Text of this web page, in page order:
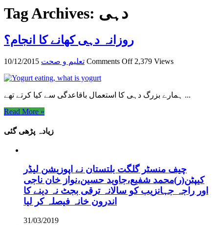
Tag Archives: دہی
روزانہ دہی کھانے کا انجام؟
10/12/2015 تعلیم و صحت Comments Offon
کا
2,379 Views
ہمارے بزرگ دہی کا استعمال باقاعدگی سے کیا کرتے تھے ...
Read More »
زیادہ پڑھی گئی
چیف منسٹر گلگت بلتستان نے اپوزیشن لیڈر
کیپٹن(ر)محمد شفیع،جاوید حسین،نواز خان ناجی
اور راجہ جہانزیب کو سالانہ ترقی بجٹ نہ دینے کا
اندرون خانہ فیصلہ کر لیا
31/03/2019